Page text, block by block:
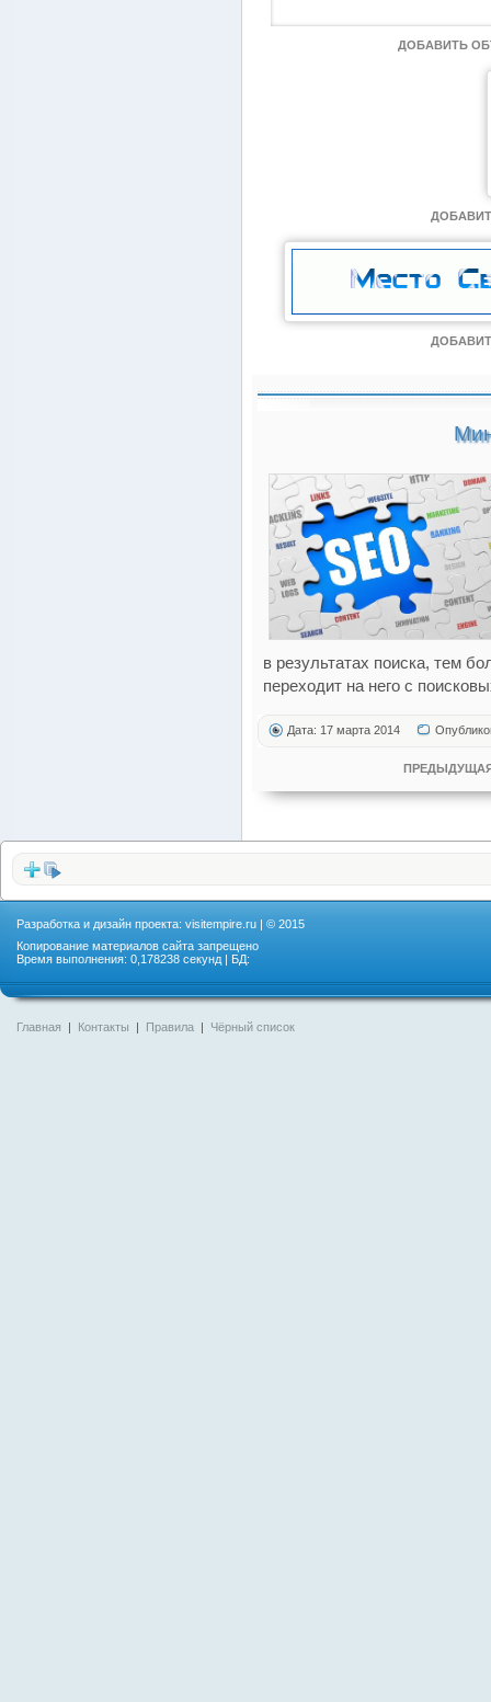
ДОБАВИТЬ
в результатах поиска, тем
переходит на него с
Дата: 17 марта 2014
Разработка и дизайн проекта: visitempire.ru | © 2015
Копирование материалов сайта запрещено
Время выполнения: 0,178238 секунд | БД:
Главная | Контакты | Правила | Чёрный список